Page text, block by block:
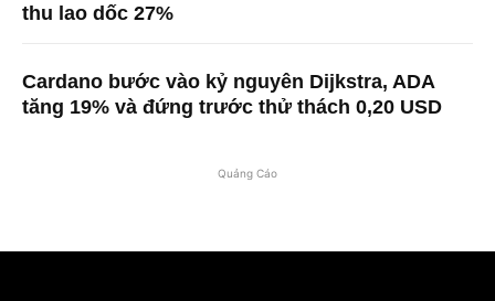
thu lao dốc 27%
Cardano bước vào kỷ nguyên Dijkstra, ADA
tăng 19% và đứng trước thử thách 0,20 USD
Quảng Cáo